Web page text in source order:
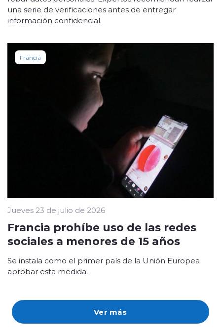
Ver más
una serie de verificaciones antes de entregar
información confidencial.
Francia
Jueves 23 de julio de 2026
Francia prohíbe uso de las redes
sociales a menores de 15 años
Se instala como el primer país de la Unión Europea
aprobar esta medida.